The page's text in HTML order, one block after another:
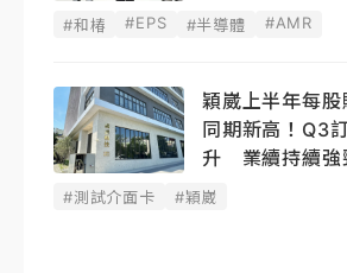
#和椿 #EPS #半導體 #AMR
穎崴上半年每
同期新高！Q3
升 業續持續強
#測試介面卡 #穎崴